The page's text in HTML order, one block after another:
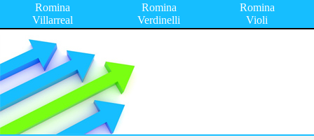
Romina
Villarreal
Romina
Verdinelli
Romina
Violi